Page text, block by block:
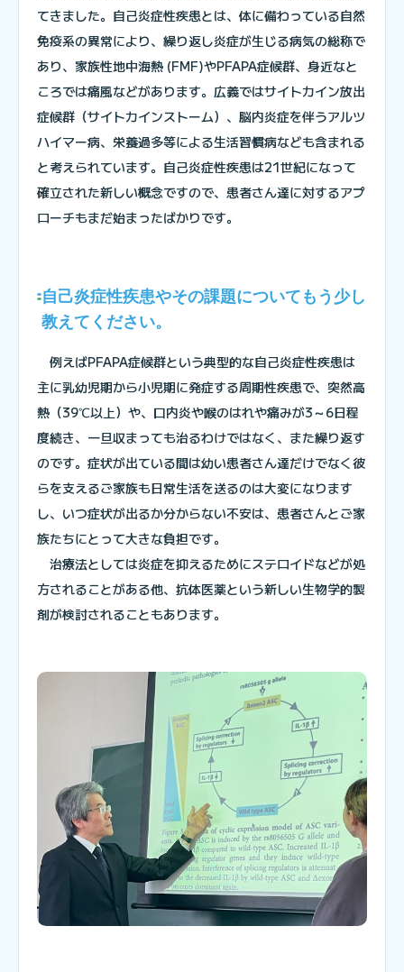
てきました。自己炎症性疾患とは、体に備わっている自然
免疫系の異常により、繰り返し炎症が生じる病気の総称で
あり、家族性地中海熱 (FMF)やPFAPA症候群、身近なと
ころでは痛風などがあります。広義ではサイトカイン放出
症候群（サイトカインストーム）、脳内炎症を伴うアルツ
ハイマー病、栄養過多等による生活習慣病なども含まれる
と考えられています。自己炎症性疾患は21世紀になって
確立された新しい概念ですので、患者さん達に対するアプ
ローチもまだ始まったばかりです。
自己炎症性疾患やその課題についてもう少し
教えてください。
例えばPFAPA症候群という典型的な自己炎症性疾患は
主に乳幼児期から小児期に発症する周期性疾患で、突然高
熱（39℃以上）や、口内炎や喉のはれや痛みが3～6日程
度続き、一旦収まっても治るわけではなく、また繰り返す
のです。症状が出ている間は幼い患者さん達だけでなく彼
らを支えるご家族も日常生活を送るのは大変になります
し、いつ症状が出るか分からない不安は、患者さんとご家
族たちにとって大きな負担です。
治療法としては炎症を抑えるためにステロイドなどが処
方されることがある他、抗体医薬という新しい生物学的製
剤が検討されることもあります。